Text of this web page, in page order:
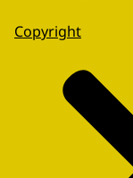
Copyright